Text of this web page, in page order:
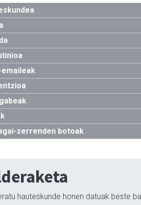
emaileak
zerrenden botoak
hauteskunde honen datuak beste